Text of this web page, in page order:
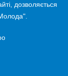
дозволяється